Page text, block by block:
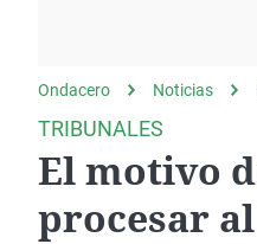
Como el
Ondacero Noticias
TRIBUNALES
El motivo
procesar